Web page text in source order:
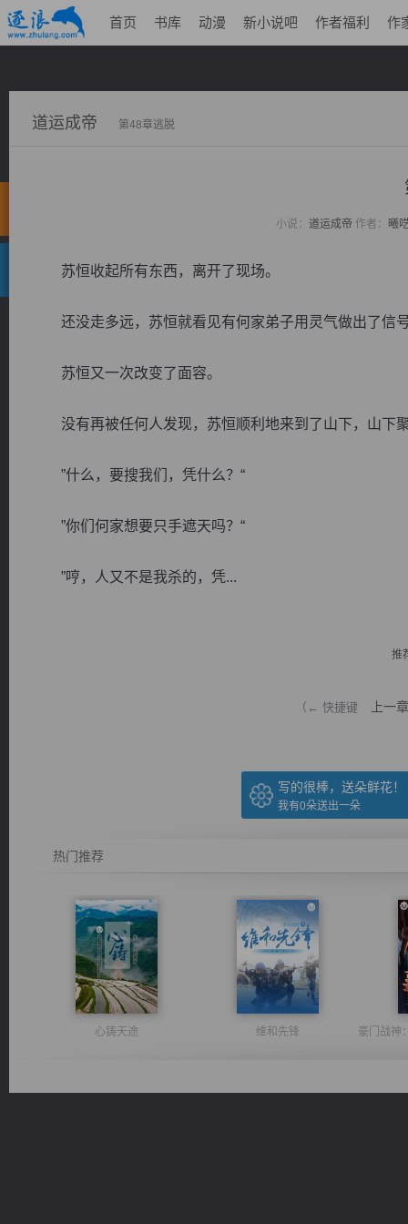
首页 书库 动漫 新小说吧 作者福利 作
道运成帝 第48章逃脱
小说： 道运成帝 作者： 曦
苏恒收起所有东西，离开了现场。
还没走多远，苏恒就看见有何家弟子用灵气做出了信号
苏恒又一次改变了面容。
没有再被任何人发现，苏恒顺利地来到了山下，山下
”什么，要搜我们，凭什么？“
”你们何家想要只手遮天吗？“
”哼，人又不是我杀的，凭...
推
（← 快捷键 上一章
写的很棒，送朵鲜花！
我有0朵送出一朵
热门推荐
心铸天途 维和先锋